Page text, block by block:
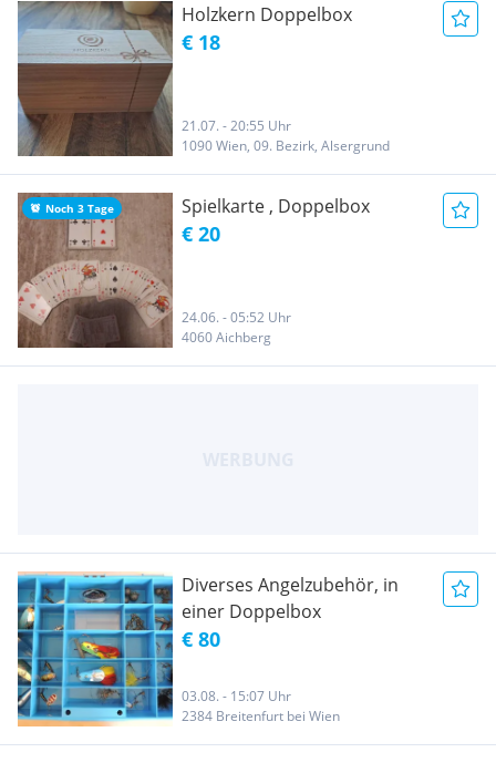
Holzkern Doppelbox
€ 18
21.07. - 20:55 Uhr
1090 Wien, 09. Bezirk, Alsergrund
Noch 3 Tage Spielkarte , Doppelbox
€ 20
24.06. - 05:52 Uhr
4060 Aichberg
Diverses Angelzubehör, in
einer Doppelbox
€ 80
03.08. - 15:07 Uhr
2384 Breitenfurt bei Wien